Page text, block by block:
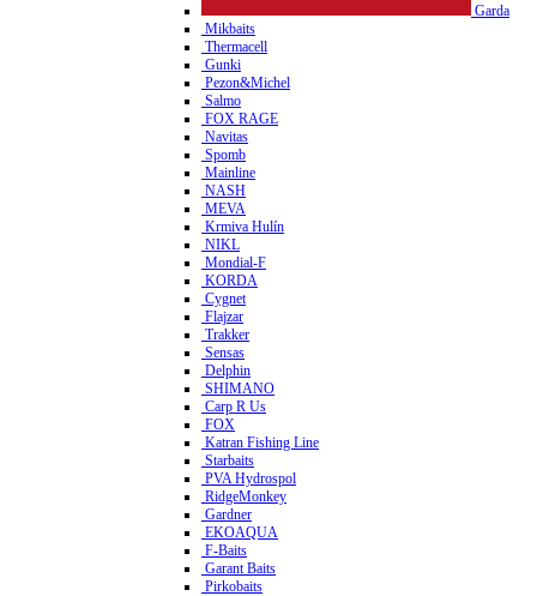
Garda
Mikbaits
Thermacell
Gunki
Pezon&Michel
Salmo
FOX RAGE
Navitas
Spomb
Mainline
NASH
MEVA
Krmiva Hulín
NIKL
Mondial-F
KORDA
Cygnet
Flajzar
Trakker
Sensas
Delphin
SHIMANO
Carp R Us
FOX
Katran Fishing Line
Starbaits
PVA Hydrospol
RidgeMonkey
Gardner
EKOAQUA
F-Baits
Garant Baits
Pirkobaits